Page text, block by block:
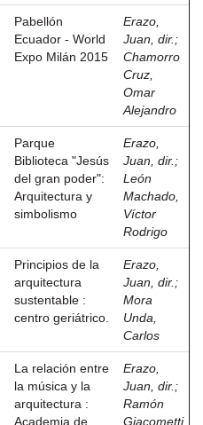
Pabellón
Ecuador - World
Expo Milán 2015
Erazo,
Juan, dir. ;
Chamorro
Cruz,
Omar
Alejandro
Parque
Biblioteca "Jesús
del gran poder":
Arquitectura y
simbolismo
Erazo,
Juan, dir. ;
León
Machado,
Víctor
Rodrigo
Principios de la
arquitectura
sustentable :
centro geriátrico.
Erazo,
Juan, dir. ;
Mora
Unda,
Carlos
La relación entre
la música y la
arquitectura :
Academia de
Erazo,
Juan, dir. ;
Ramón
Giacometti,